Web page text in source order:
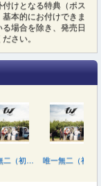
けとなる特典（ポス
本的にお付けできま
場合を除き、発売日
さい。